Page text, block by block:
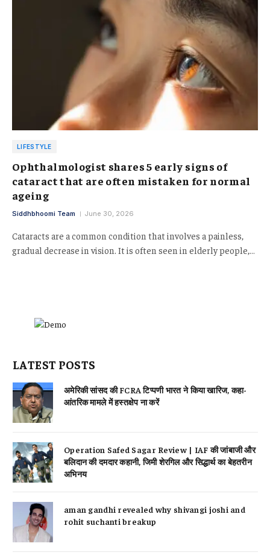
LIFESTYLE
Ophthalmologist shares 5 early signs of
cataract that are often mistaken for normal
ageing
Siddhbhoomi Team June 30, 2026
Cataracts are a common condition that involves a painless,
gradual decrease in vision. It is often seen in elderly people,…
LATEST POSTS
अमेरिकी सांसद की FCRA टिप्पणी भारत ने किया खारिज, कहा-
आंतरिक मामले में हस्तक्षेप ना करें
Operation Safed Sagar Review | IAF की जांबाजी और
बलिदान की दमदार कहानी, जिमी शेरगिल और सिद्धार्थ का बेहतरीन
अभिनय
aman gandhi revealed why shivangi joshi and
rohit suchanti breakup